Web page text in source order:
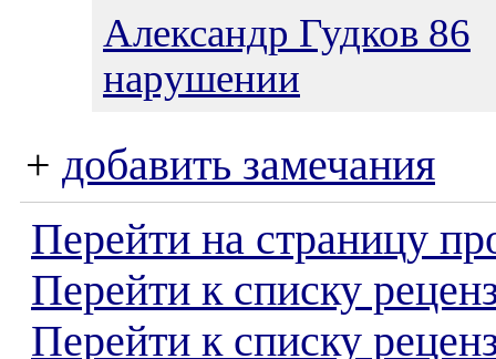
Александр Гудков 86
нарушении
+ добавить замечания
Перейти на страницу
Перейти к списку
Перейти к списку